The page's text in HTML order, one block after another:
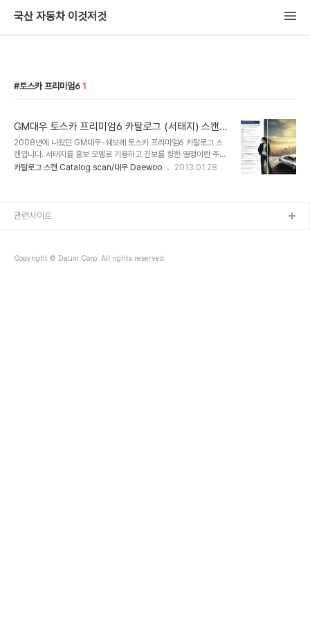
국산 자동차 이것저것
토스카 프리미엄6 1
GM대우 토스카 프리미엄6 카탈로그 (서태지) 스캔
(Chevrolet Tosca (Epica) 2008 catalog)
2008년에 나왔던 GM대우-쉐보레 토스카 프리미엄6 카탈로그 스
캔입니다. 서태지를 홍보 모델로 기용하고 진보를 향한 열정이란 주제
로 광고를 만들어 화제를 모았던 기억이 나는군요. 그런데 TV광고에
못한것 같습니다. (이유가 있었겠지만)
카탈로그 스캔 Catalog scan/대우 Daewoo 2013.01.28
Copyright © Daum Corp. All rights reserved.
관련사이트